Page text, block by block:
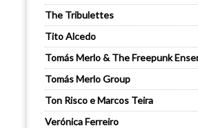
The Tribulettes
Tito Alcedo
Tomás Merlo & The Freepunk
Tomás Merlo Group
Ton Risco e Marcos Teira
Verónica Ferreiro